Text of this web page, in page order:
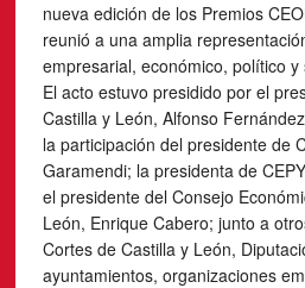
nueva edición de los Premios
reunió a una amplia
empresarial, económico, político
El acto estuvo presidido por el
Castilla y León, Alfonso
la participación del presidente de
Garamendi; la presidenta de
el presidente del Consejo
León, Enrique Cabero; junto a
Cortes de Castilla y León,
ayuntamientos, organizaciones